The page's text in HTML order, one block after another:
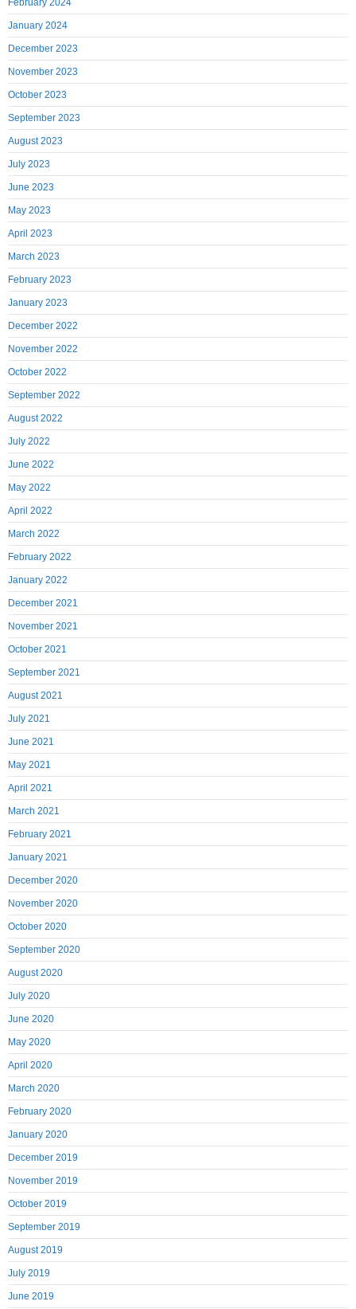
February 2024
January 2024
December 2023
November 2023
October 2023
September 2023
August 2023
July 2023
June 2023
May 2023
April 2023
March 2023
February 2023
January 2023
December 2022
November 2022
October 2022
September 2022
August 2022
July 2022
June 2022
May 2022
April 2022
March 2022
February 2022
January 2022
December 2021
November 2021
October 2021
September 2021
August 2021
July 2021
June 2021
May 2021
April 2021
March 2021
February 2021
January 2021
December 2020
November 2020
October 2020
September 2020
August 2020
July 2020
June 2020
May 2020
April 2020
March 2020
February 2020
January 2020
December 2019
November 2019
October 2019
September 2019
August 2019
July 2019
June 2019